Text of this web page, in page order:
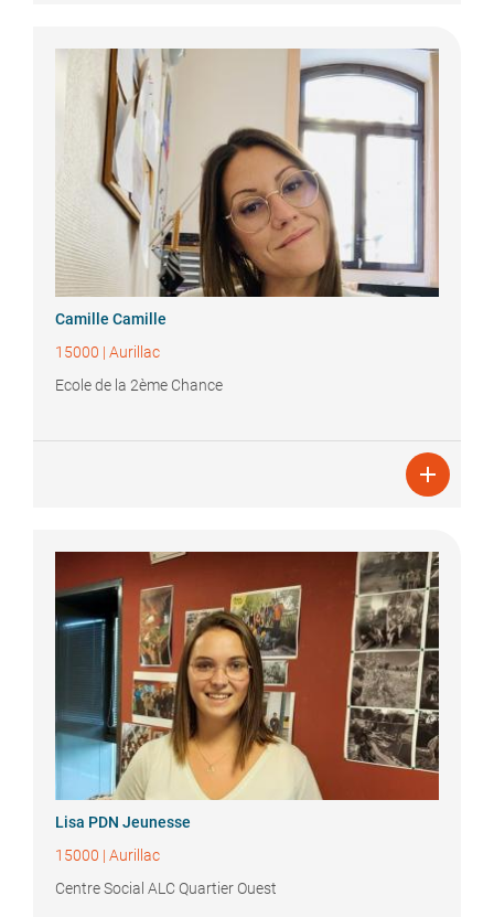
Camille Camille
15000 | Aurillac
Ecole de la 2ème Chance

Lisa PDN Jeunesse
15000 | Aurillac
Centre Social ALC Quartier Ouest